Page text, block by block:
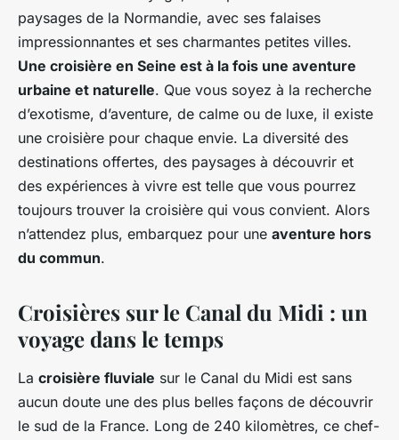
paysages de la Normandie, avec ses falaises
impressionnantes et ses charmantes petites villes.
Une croisière en Seine est à la fois une aventure
urbaine et naturelle. Que vous soyez à la recherche
d’exotisme, d’aventure, de calme ou de luxe, il existe
une croisière pour chaque envie. La diversité des
destinations offertes, des paysages à découvrir et
des expériences à vivre est telle que vous pourrez
toujours trouver la croisière qui vous convient. Alors
n’attendez plus, embarquez pour une aventure hors
du commun.
Croisières sur le Canal du Midi : un
voyage dans le temps
La croisière fluviale sur le Canal du Midi est sans
aucun doute une des plus belles façons de découvrir
le sud de la France. Long de 240 kilomètres, ce chef-